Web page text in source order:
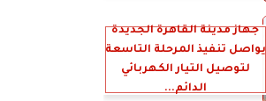
جهاز مدينة القاهرة الجديدة
يواصل تنفيذ المرحلة التاسعة
لتوصيل التيار الكهربائي
الدائم...